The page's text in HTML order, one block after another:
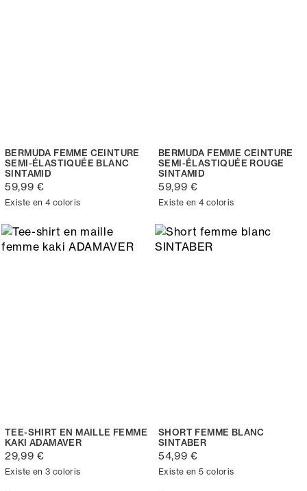
BERMUDA FEMME CEINTURE
SEMI-ÉLASTIQUÉE BLANC
SINTAMID
59,99 €
Existe en 4 coloris
BERMUDA FEMME CEINTURE
SEMI-ÉLASTIQUÉE ROUGE
SINTAMID
59,99 €
Existe en 4 coloris
TEE-SHIRT EN MAILLE FEMME
KAKI ADAMAVER
29,99 €
Existe en 3 coloris
SHORT FEMME BLANC
SINTABER
54,99 €
Existe en 5 coloris